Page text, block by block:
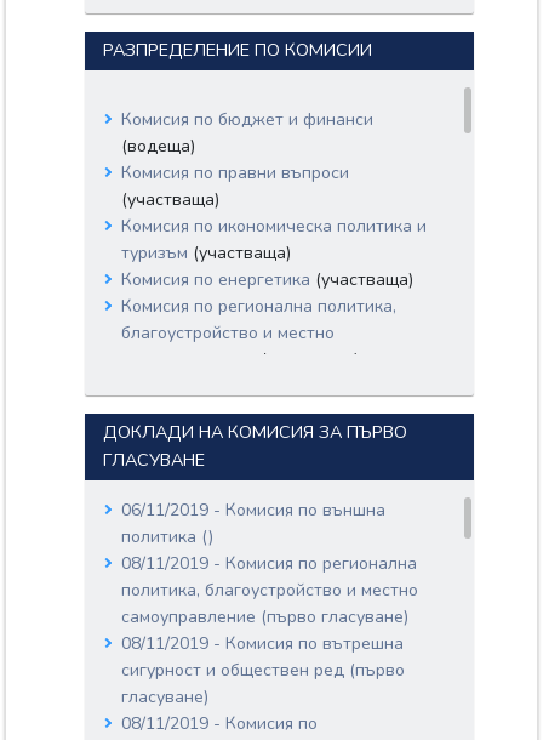
РАЗПРЕДЕЛЕНИЕ ПО КОМИСИИ
Комисия по бюджет и финанси
(водеща)
Комисия по правни въпроси
(участваща)
Комисия по икономическа политика и
туризъм (участваща)
Комисия по енергетика (участваща)
Комисия по регионална политика,
благоустройство и местно
(участваща)
(участваща)
Комисия по отбрана(участваща)
Комисия по вътрешна сигурност и
Комисия по земеделието и храните
(участваща)
Комисия по труда, социалната и
демографската политика(участваща)
Комисия по образованието и науката
(участваща)
Комисия по въпросите на децата,
младежта и спорта
Комисия по здравеопазването
ДОКЛАДИ НА КОМИСИЯ ЗА ПЪРВО
ГЛАСУВАНЕ
06/11/2019 - Комисия по външна
политика ()
08/11/2019 - Комисия по регионална
политика, благоустройство и местно
самоуправление (първо гласуване)
08/11/2019 - Комисия по вътрешна
сигурност и обществен ред (първо
гласуване)
08/11/2019 - Комисия по